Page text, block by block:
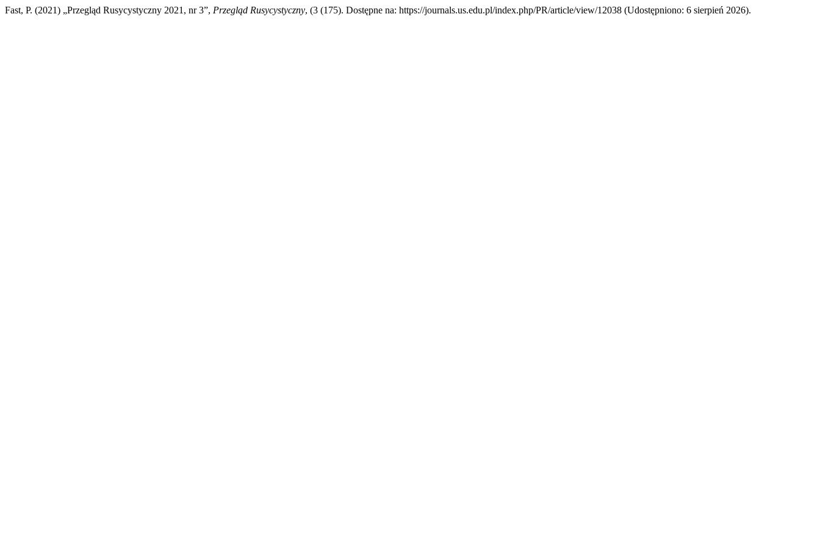
Fast, P. (2021) „Przegląd Rusycystyczny 2021, nr 3”, Przegląd Rusycystyczny, (3 (175). Dostępne na: https://journals.us.edu.pl/index.php/PR/article/view/12038 (Udostępniono: 6 sierpień 2026).